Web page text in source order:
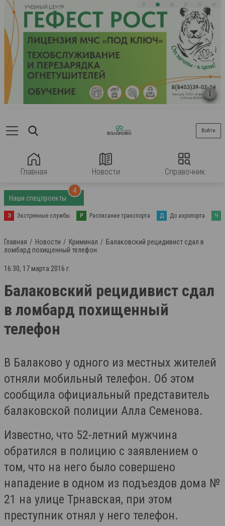
Главная Новости Справочник
Войти
Наши спецпроекты
4
Э Экстренные службы Р Расписание транспорта Д До аэропорта Ч
Главная Новости Криминал
Балаковский рецидивист сдал в
ломбард похищенный телефон
16:30, 17 марта 2016 г.
Балаковский рецидивист сдал
в ломбард похищенный
телефон
В Балаково у одного из местных жителей
отняли мобильный телефон. Об этом
сообщила официальный представитель
балаковской полиции Алла Семенова.
Известно, что 52-летний мужчина
обратился в полицию с заявлением о
том, что на него было совершено
нападение в одном из подъездов дома №
21 на улице Трнавская, при этом
преступник отнял у него телефон.